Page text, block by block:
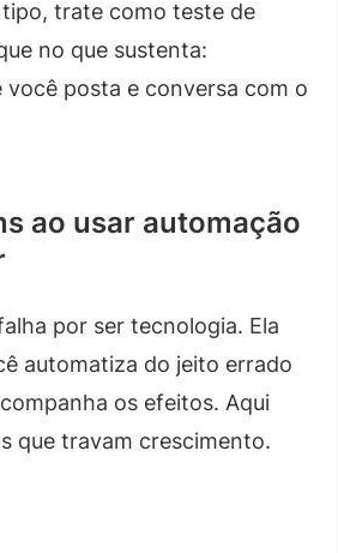
trate como teste de
no que sustenta:
você posta e conversa com o
ao usar automação
por ser tecnologia. Ela
automatiza do jeito errado
os efeitos. Aqui
que travam crescimento.